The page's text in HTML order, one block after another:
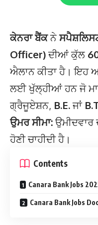
ਕੇਨਰਾ ਬੈਂਕਨੇ
Officer)ਦੀਆਂ ਕੁੱਲ
ਐਲਾਨ ਕੀਤਾ ਹੈ। ਇਹ
ਲਈ ਖੁੱਲ੍ਹੀਆਂ ਹਨ ਜੋ
ਗ੍ਰੈਜੂਏਸ਼ਨ, B.E.ਜਾਂ
ਉਮਰ ਸੀਮਾ:ਉਮੀਦਵਾਰ
ਹੋਣੀ ਚਾਹੀਦੀ ਹੈ।
Contents
Canara Bank Jobs
Canara Bank Jobs